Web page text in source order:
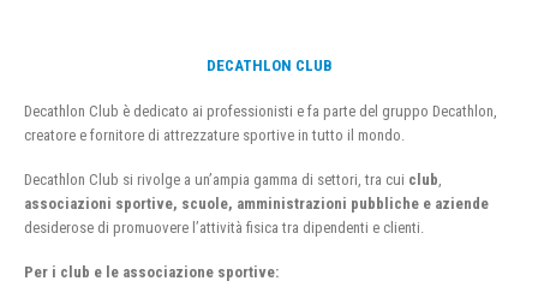
DECATHLON CLUB
Decathlon Club è dedicato ai professionisti e fa parte del gruppo Decathlon,
creatore e fornitore di attrezzature sportive in tutto il mondo.
Decathlon Club si rivolge a un’ampia gamma di settori, tra cui club
associazioni sportive, scuole, amministrazioni pubbliche e aziende
desiderose di promuovere l’attività fisica tra dipendenti e clienti.
Per i club e le associazione sportive: